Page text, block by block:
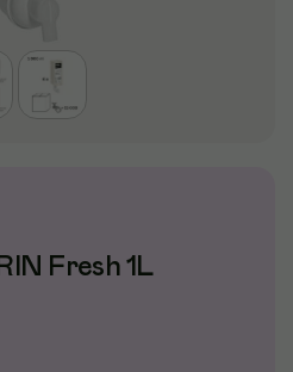
Fresh 1L